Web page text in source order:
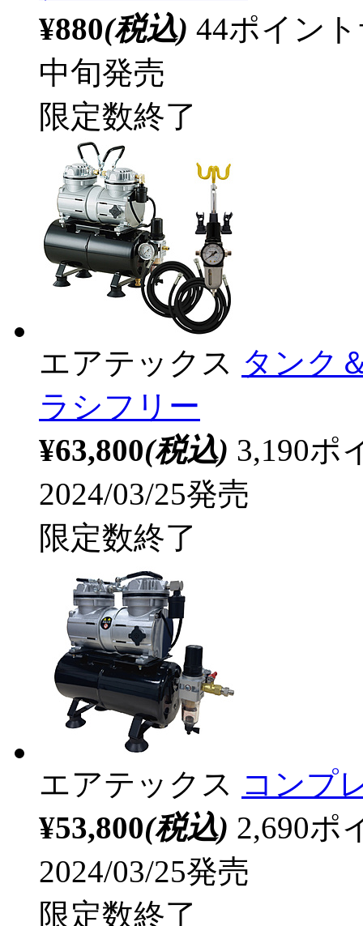
¥880(税込) 44ポイン
中旬発売
限定数終了
エアテックス タンク
ラシフリー
¥63,800(税込) 3,190ポ
2024/03/25発売
限定数終了
エアテックス コンプ
¥53,800(税込) 2,690ポ
2024/03/25発売
限定数終了